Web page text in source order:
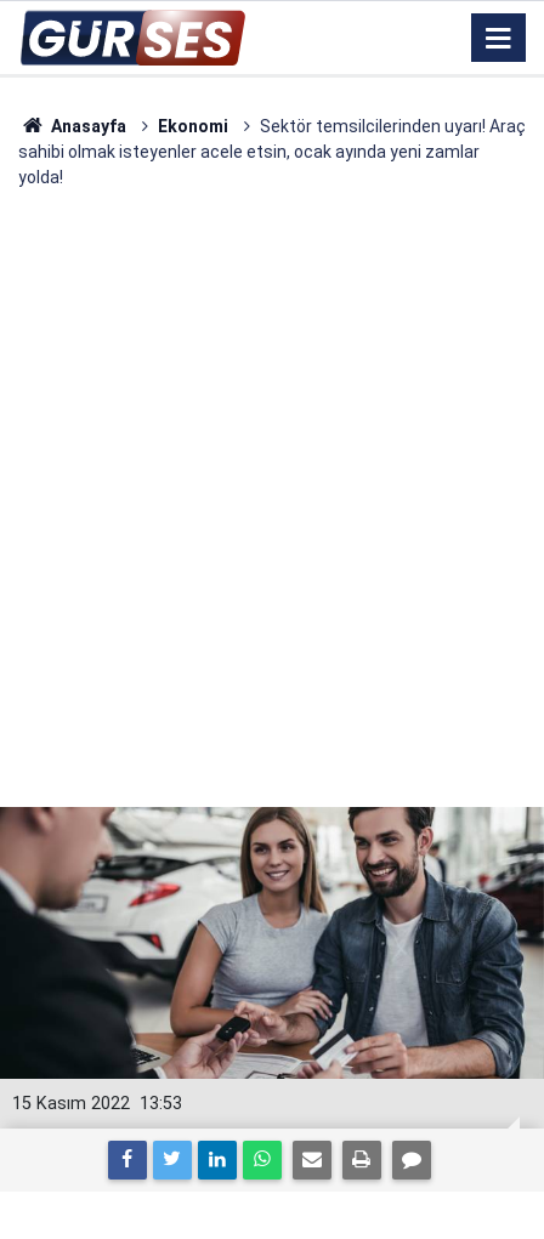
Anasayfa Ekonomi
Sektör temsilcilerinden uyarı! Araç
sahibi olmak isteyenler acele etsin, ocak ayında yeni zamlar
yolda!
13:53
15 Kasım 2022